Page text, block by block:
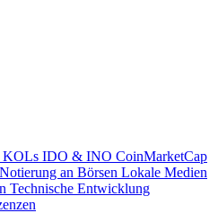
KOLs IDO & INO CoinMarketCap
Notierung an Börsen Lokale Medien
Technische Entwicklung